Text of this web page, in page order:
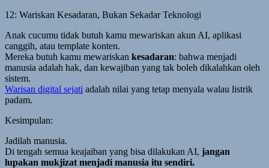
12: Wariskan Kesadaran, Bukan Sekadar Teknologi
Anak cucumu tidak butuh kamu mewariskan akun AI, aplikasi
canggih, atau template konten.
Mereka butuh kamu mewariskan kesadaran: bahwa menjadi
manusia adalah hak, dan kewajiban yang tak boleh dikalahkan oleh
sistem.
Warisan digital sejati adalah nilai yang tetap menyala walau listrik
padam.
Kesimpulan:
Jadilah manusia.
Di tengah semua keajaiban yang bisa dilakukan AI, jangan
lupakan mukjizat menjadi manusia itu sendiri.